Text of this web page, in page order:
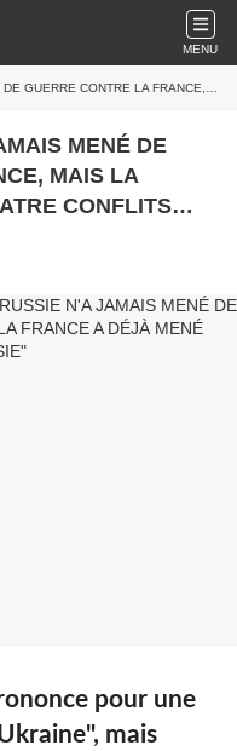
MENU
FRANCE A DÉJÀ MENÉ QUATRE CONFLITS CONTRE LA RUSSIE
MENÉ DE
MAIS LA
CONFLITS
pour une
mais